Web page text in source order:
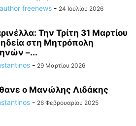
freenews - 24 Ιουλίου 2026
Την Τρίτη 31 Μαρτίου
στη Μητρόπολη
–...
- 29 Μαρτίου 2026
ο Μανώλης Λιδάκης
- 26 Φεβρουαρίου 2025